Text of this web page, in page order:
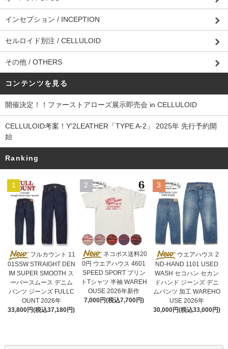
インセプション / INCEPTION
セルロイド別注 / CELLULOID
その他 / OTHERS
コンテンツを見る
開催決定！！ファーストアローズ展示即売会 in CELLULOID
CELLULOID考案！Y'2LEATHER「TYPE A-2」 2025年 先行予約開
始
Ranking
1
フルカウント 11
01SSW STRAIGHT DEN
IM SUPER SMOOTH ス
ーパースムース デニム
パンツ ジーンズ FULLC
OUNT 2026年
33,800円(税込37,180円)
2
ネコポス送料20
0円 ウエアハウス 4601
SPEED SPORT プリン
トTシャツ 半袖 WAREH
OUSE 2026年新作
7,000円(税込7,700円)
3
ウエアハウス 2
ND-HAND 1101 USED
WASH セコハン セカン
ドハンド ジーンズ デニ
ムパンツ 加工 WAREHO
USE 2026年
30,000円(税込33,000円)